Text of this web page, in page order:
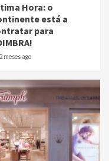
Hora: o
está a
para
2 meses ago